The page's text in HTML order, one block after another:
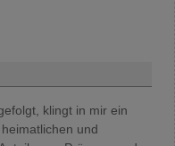
klingt in mir ein
und